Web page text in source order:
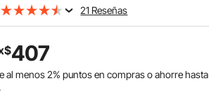
21 Reseñas
407
al menos2% puntos en compras o ahorre hasta
.